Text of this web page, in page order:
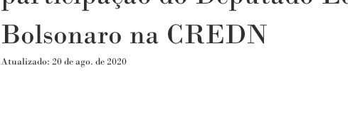
Bolsonaro na CREDN
Atualizado: 20 de ago. de 2020